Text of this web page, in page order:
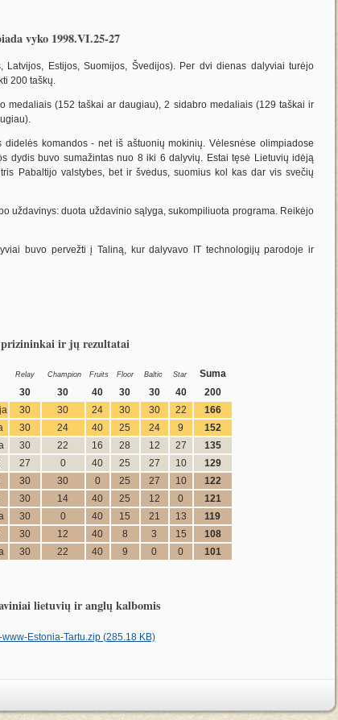
vyko 1998.VI.25-27
Estijos, Suomijos, Švedijos). Per dvi dienas dalyviai turėjo
200 taškų.
medaliais (152 taškai ar daugiau), 2 sidabro medaliais (129 taškai ir
komandos - net iš aštuonių mokinių. Vėlesnėse olimpiadose
dydis buvo sumažintas nuo 8 iki 6 dalyvių. Estai tęsė Lietuvių idėją
Pabaltijo valstybes, bet ir švedus, suomius kol kas dar vis svečių
uždavinys: duota uždavinio sąlyga, sukompiliuota programa. Reikėjo
buvo pervežti į Taliną, kur dalyvavo IT technologijų parodoje ir
ir jų rezultatai
Relay Champion Fruits Floor Baltic Star
Suma
30
30 40 30 30 40
200
30 30 24 30 30 22
166
30 24 40 25 24 9
152
30 22 16 28 12 27
135
27 0 40 25 27 10
129
30 30 0 25 27 10
122
30 14 40 25 12 0
121
30 0 40 15 21 13
119
30 12 40 8 3 15
108
30 22 40 9 0 0 101
lietuvių ir anglų kalbomis
Estonia-Tartu.zip (285.18 KB)